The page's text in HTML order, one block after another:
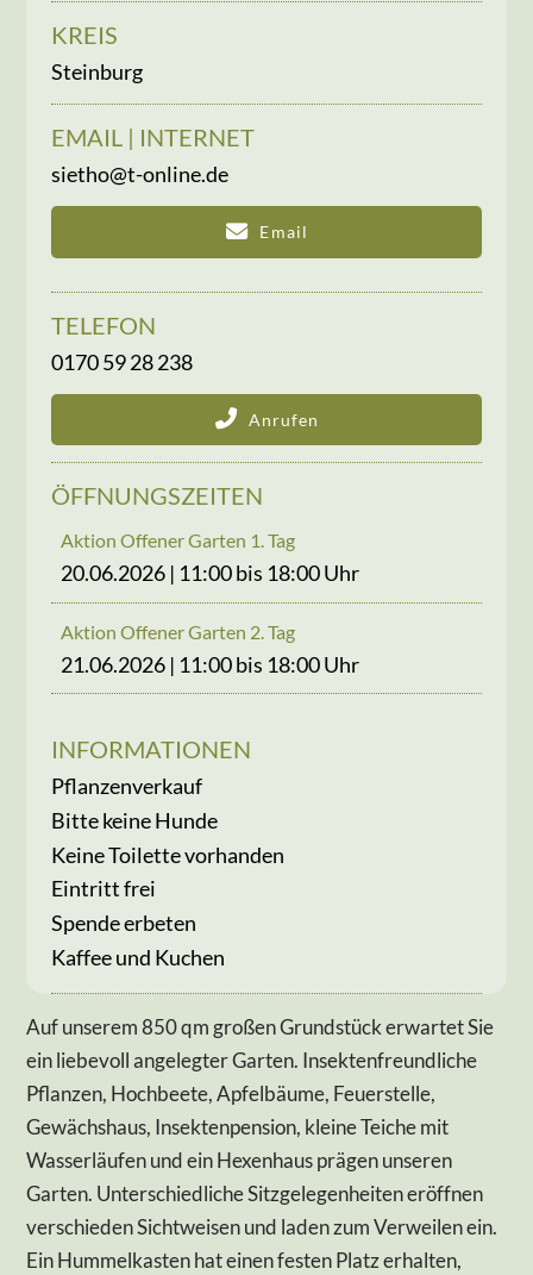
KREIS
Steinburg
EMAIL | INTERNET
sietho@t-online.de
Email
TELEFON
0170 59 28 238
Anrufen
ÖFFNUNGSZEITEN
Aktion Offener Garten 1. Tag
20.06.2026 | 11:00 bis 18:00 Uhr
Aktion Offener Garten 2. Tag
21.06.2026 | 11:00 bis 18:00 Uhr
INFORMATIONEN
Pflanzenverkauf
Bitte keine Hunde
Keine Toilette vorhanden
Eintritt frei
Spende erbeten
Kaffee und Kuchen
Auf unserem 850 qm großen Grundstück erwartet Sie
ein liebevoll angelegter Garten. Insektenfreundliche
Pflanzen, Hochbeete, Apfelbäume, Feuerstelle,
Gewächshaus, Insektenpension, kleine Teiche mit
Wasserläufen und ein Hexenhaus prägen unseren
Garten. Unterschiedliche Sitzgelegenheiten eröffnen
verschieden Sichtweisen und laden zum Verweilen ein.
Ein Hummelkasten hat einen festen Platz erhalten,